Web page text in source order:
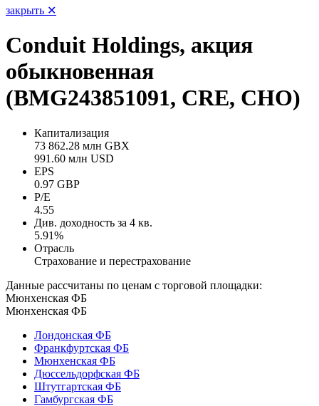
закрыть ✕
Conduit Holdings, акция
обыкновенная
(BMG243851091, CRE, CHO)
Капитализация
73 862.28 млн GBX
991.60 млн USD
EPS
0.97 GBP
P/E
4.55
Див. доходность за 4 кв.
5.91%
Отрасль
Страхование и перестрахование
Данные рассчитаны по ценам с торговой площадки:
Мюнхенская ФБ
Мюнхенская ФБ
Лондонская ФБ
Франкфуртская ФБ
Мюнхенская ФБ
Дюссельдорфская ФБ
Штутгартская ФБ
Гамбургская ФБ